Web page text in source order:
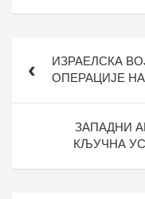
чланкаИЗРАЕЛСКА
ОПЕРАЦИЈЕ
ЗАПАДНИ
КЉУЧНА